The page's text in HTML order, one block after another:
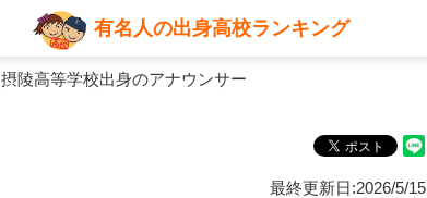
有名人の出身高校ランキング
陵高等学校出身のアナウンサー
最終更新日:2026/5/15